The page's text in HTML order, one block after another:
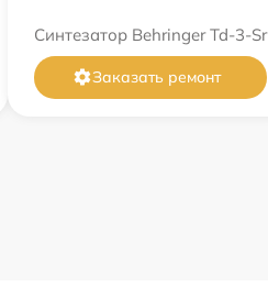
Синтезатор Behringer Td-3-Sr
Заказать ремонт